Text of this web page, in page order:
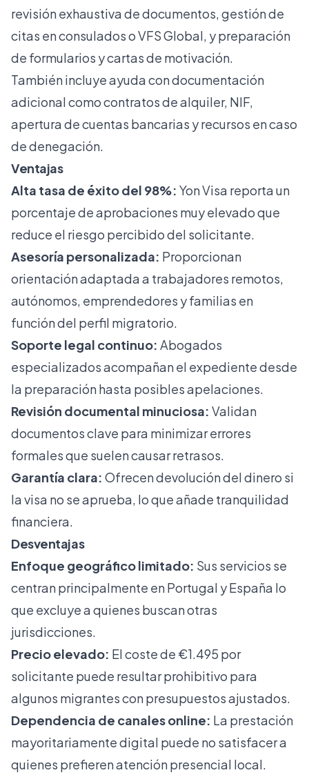
revisión exhaustiva de documentos, gestión de
citas en consulados o VFS Global, y preparación
de formularios y cartas de motivación.
También incluye ayuda con documentación
adicional como contratos de alquiler, NIF,
apertura de cuentas bancarias y recursos en caso
de denegación.
Ventajas
Alta tasa de éxito del 98%: Yon Visa reporta un
porcentaje de aprobaciones muy elevado que
reduce el riesgo percibido del solicitante.
Asesoría personalizada: Proporcionan
orientación adaptada a trabajadores remotos,
autónomos, emprendedores y familias en
función del perfil migratorio.
Soporte legal continuo: Abogados
especializados acompañan el expediente desde
la preparación hasta posibles apelaciones.
Revisión documental minuciosa: Validan
documentos clave para minimizar errores
formales que suelen causar retrasos.
Garantía clara: Ofrecen devolución del dinero si
la visa no se aprueba, lo que añade tranquilidad
financiera.
Desventajas
Enfoque geográfico limitado: Sus servicios se
centran principalmente en Portugal y España lo
que excluye a quienes buscan otras
jurisdicciones.
Precio elevado: El coste de €1.495 por
solicitante puede resultar prohibitivo para
algunos migrantes con presupuestos ajustados.
Dependencia de canales online: La prestación
mayoritariamente digital puede no satisfacer a
quienes prefieren atención presencial local.